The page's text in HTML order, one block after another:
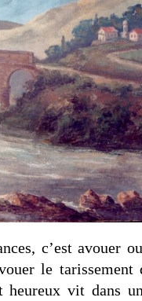
c’est avouer
le tarissement
heureux vit dans